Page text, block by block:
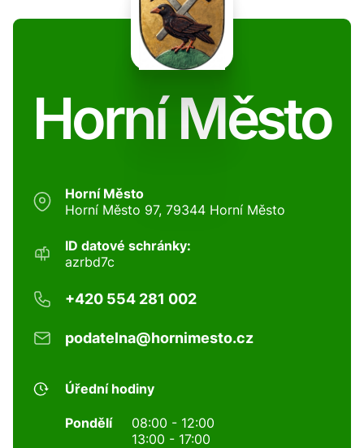
Horní Město
Horní Město
Horní Město 97, 79344 Horní Město
ID datové schránky:
azrbd7c
+420 554 281 002
podatelna@hornimesto.cz
Úřední hodiny
Pondělí
08:00 - 12:00
13:00 - 17:00